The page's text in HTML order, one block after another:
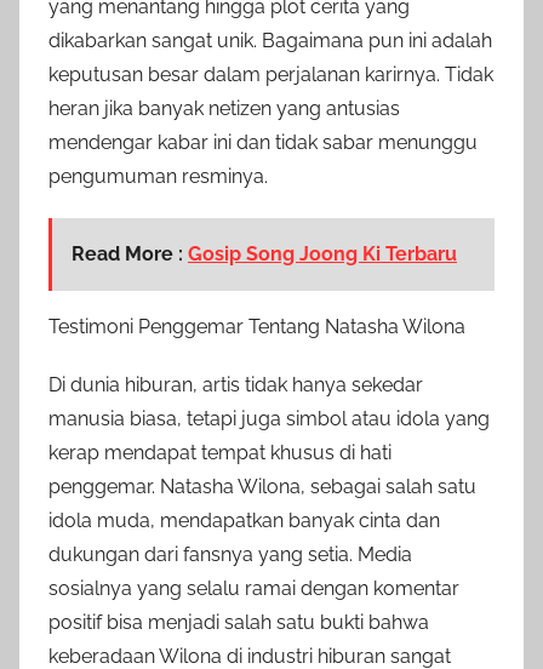
yang menantang hingga plot cerita yang
dikabarkan sangat unik. Bagaimana pun ini adalah
keputusan besar dalam perjalanan karirnya. Tidak
heran jika banyak netizen yang antusias
mendengar kabar ini dan tidak sabar menunggu
pengumuman resminya.
Read More : Gosip Song Joong Ki Terbaru
Testimoni Penggemar Tentang Natasha Wilona
Di dunia hiburan, artis tidak hanya sekedar
manusia biasa, tetapi juga simbol atau idola yang
kerap mendapat tempat khusus di hati
penggemar. Natasha Wilona, sebagai salah satu
idola muda, mendapatkan banyak cinta dan
dukungan dari fansnya yang setia. Media
sosialnya yang selalu ramai dengan komentar
positif bisa menjadi salah satu bukti bahwa
keberadaan Wilona di industri hiburan sangat